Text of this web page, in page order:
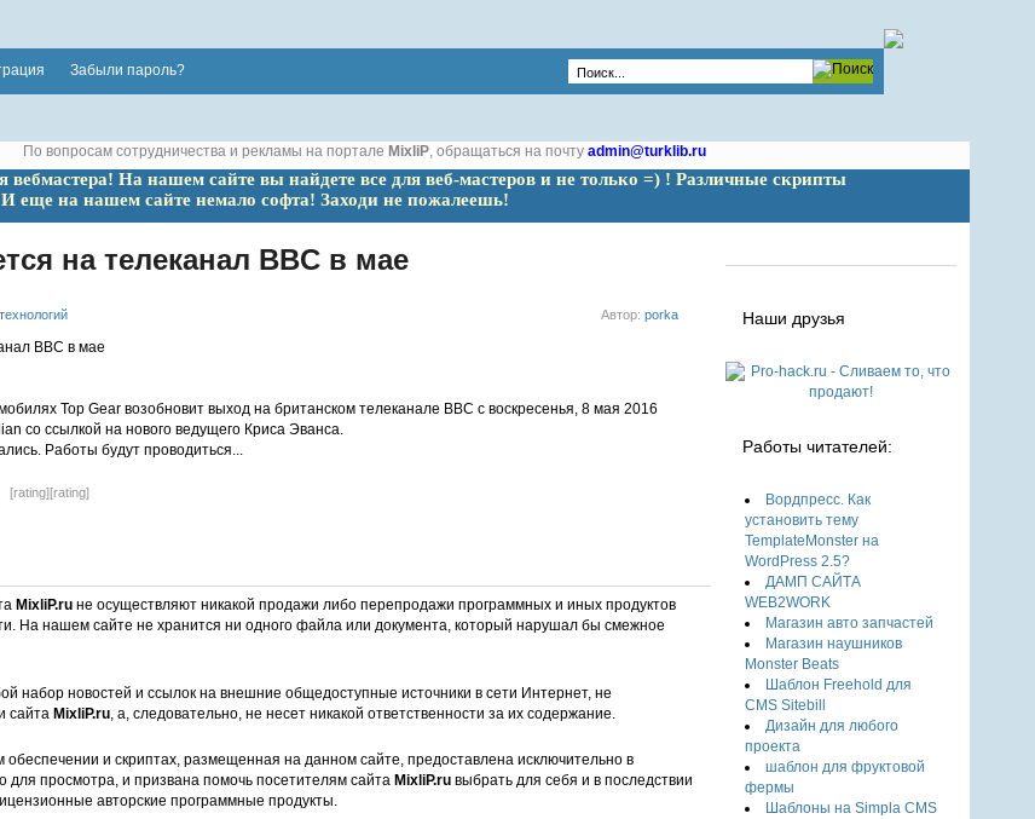
Забыли пароль?
По вопросам сотрудничества и рекламы на портале MixliP, обращаться на почту admin@turklib.ru
вебмастера! На нашем сайте вы найдете все для веб-мастеров и не только =) ! Различные скрипты
И еще на нашем сайте немало софта! Заходи не пожалеешь!
на телеканал BBC в мае
Автор:porka
Top Gear возобновит выход на британском телеканале BBC с воскресенья, 8 мая 2016
со ссылкой на нового ведущего Криса Эванса.
Работы будут проводиться...
[rating] [rating]
MixliP.ruне осуществляют никакой продажи либо перепродажи программных и иных продуктов
На нашем сайте не хранится ни одного файла или документа, который нарушал бы смежное
набор новостей и ссылок на внешние общедоступные источники в сети Интернет, не
сайта MixliP.ru, а, следовательно, не несет никакой ответственности за их содержание.
и скриптах, размещенная на данном сайте, предоставлена исключительно в
для просмотра, и призвана помочь посетителям сайта MixliP.ruвыбрать для себя и в последствии
авторские программные продукты.
Наши друзья
Работы читателей:
Вордпресс. Как
установить тему
TemplateMonster на
WordPress 2.5?
ДАМП САЙТА
WEB2WORK
Магазин авто запчастей
Магазин наушников
Monster Beats
Шаблон Freehold для
CMS Sitebill
Дизайн для любого
проекта
шаблон для фруктовой
фермы
Шаблоны на Simpla CMS